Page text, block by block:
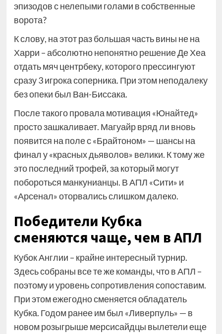
эпизодов с нелепыми голами в собственные
ворота?
К слову, на этот раз большая часть вины не на
Харри – абсолютно непонятно решение Де Хеа
отдать мяч центрбеку, которого прессингуют
сразу 3 игрока соперника. При этом неподалеку
без опеки был Ван-Биссака.
После такого провала мотивация «Юнайтед»
просто зашкаливает. Магуайр вряд ли вновь
появится на поле с «Брайтоном» — шансы на
финал у «красных дьяволов» велики. К тому же
это последний трофей, за который могут
побороться манкунианцы. В АПЛ «Сити» и
«Арсенал» оторвались слишком далеко.
Победители Кубка
сменяются чаще, чем в АПЛ
Кубок Англии – крайне интересный турнир.
Здесь собраны все те же команды, что в АПЛ –
поэтому и уровень сопротивления сопоставим.
При этом ежегодно сменяется обладатель
Кубка. Годом ранее им был «Ливерпуль» — в
новом розыгрыше мерсисайдцы вылетели еще